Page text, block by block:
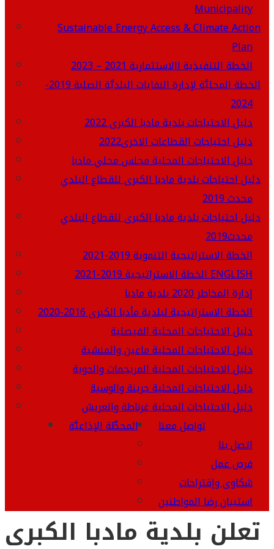
Municipality
Sustainable Energy Access & Climate Action
Plan
الخطة التنفيذية االاستثمارية 2021 – 2023
الخطة المحليَّة لإدارة النفايات البلديَّة الصلبة 2019-
2024
دليل الاحتياجات بلدية مادبا الكبرى 2022
دليل احتياجات القطاعات الاخرى2022
دليل الاحتياجات المحلية مجلس محلي مادبا
دليل احتياجات بلدية مادبا الكبرى للقطاع البلدي
محدث 2019
دليل احتياجات بلدية مادبا الكبرى للقطاع البلدي
محدث2019
الخطة الاستراتيجية التنموية 2019-2021
الخطة الاستراتيجية 2019-2021 ENGLISH
إدارة المخاطر 2020 بلدية مادبا
الخطة الاستراتيجية لبلدية مأدبا الكبرى 2016-2020
دليل الاحتياجات المحلية الفيصلية
دليل الاحتياجات المحلية ماعين والمنشية
دليل الاحتياجات المحلية المريجمات والحوية
دليل الاحتياجات المحلية جرينة والوسية
دليل الاحتياجات المحلية غرناطة والعريش
تواصل معنا
اتصل بنا
فرص عمل
شكاوى وإقتراحات
استبيان رضا المواطنين
المحطَّة الإذاعيَّة
تعلن بلدية مادبا الكبرى